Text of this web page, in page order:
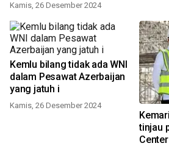
Kamis, 26 Desember 2024
Kemlu bilang tidak ada WNI
dalam Pesawat Azerbaijan
yang jatuh i
Kamis, 26 Desember 2024
tinjau
Center